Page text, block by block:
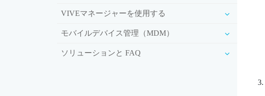
VIVEマネージャーを使用する
モバイルデバイス管理（MDM）
ソリューションと FAQ